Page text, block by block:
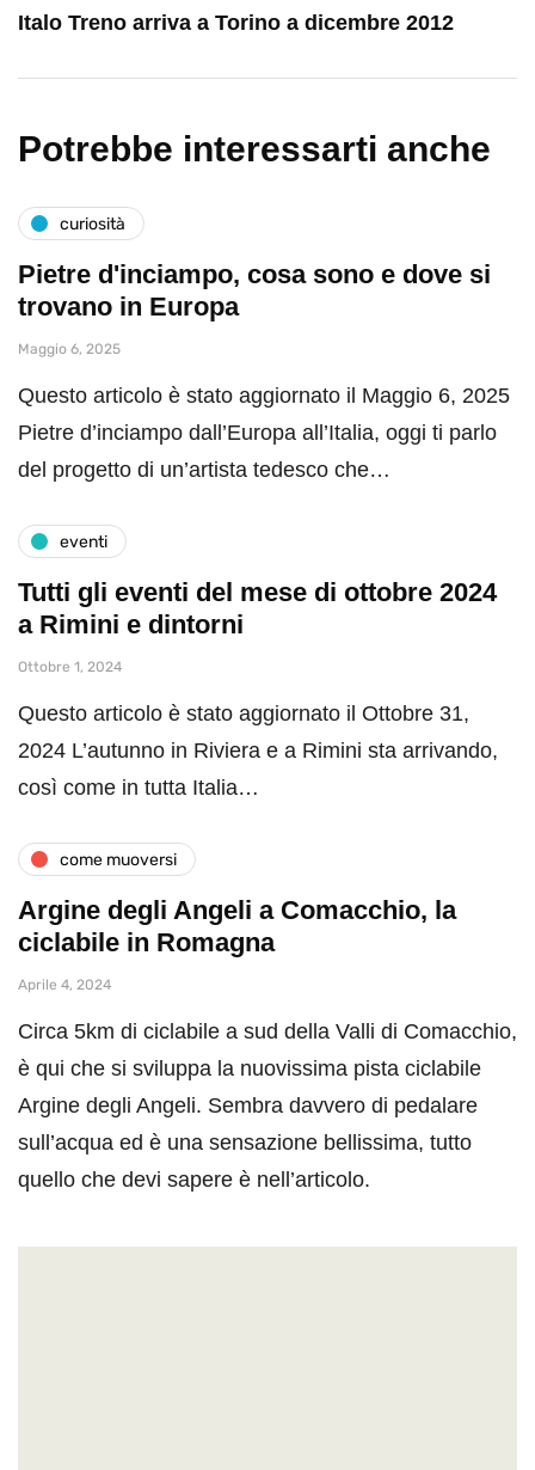
Italo Treno arriva a Torino a dicembre 2012
Potrebbe interessarti anche
curiosità
Pietre d'inciampo, cosa sono e dove si
trovano in Europa
Maggio 6, 2025
Questo articolo è stato aggiornato il Maggio 6, 2025
Pietre d’inciampo dall’Europa all’Italia, oggi ti parlo
del progetto di un’artista tedesco che…
eventi
Tutti gli eventi del mese di ottobre 2024
a Rimini e dintorni
Ottobre 1, 2024
Questo articolo è stato aggiornato il Ottobre 31,
2024 L’autunno in Riviera e a Rimini sta arrivando,
così come in tutta Italia…
come muoversi
Argine degli Angeli a Comacchio, la
ciclabile in Romagna
Aprile 4, 2024
Circa 5km di ciclabile a sud della Valli di Comacchio,
è qui che si sviluppa la nuovissima pista ciclabile
Argine degli Angeli. Sembra davvero di pedalare
sull’acqua ed è una sensazione bellissima, tutto
quello che devi sapere è nell’articolo.